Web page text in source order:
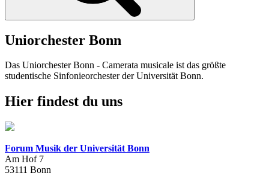
Uniorchester Bonn
Das Uniorchester Bonn - Camerata musicale ist das größte
studentische Sinfonieorchester der Universität Bonn.
Hier findest du uns
Forum Musik der Universität Bonn
Am Hof 7
53111 Bonn